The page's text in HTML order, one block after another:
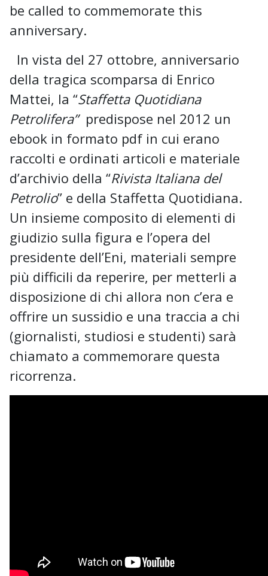
be called to commemorate this
anniversary.
In vista del 27 ottobre, anniversario
della tragica scomparsa di Enrico
Mattei, la “Staffetta Quotidiana
Petrolifera”predispose nel 2012 un
ebook in formato pdf in cui erano
raccolti e ordinati articoli e materiale
d’archivio della “Rivista Italiana del
Petrolio” e della Staffetta Quotidiana.
Un insieme composito di elementi di
giudizio sulla figura e l’opera del
presidente dell’Eni, materiali sempre
più difficili da reperire, per metterli a
disposizione di chi allora non c’era e
offrire un sussidio e una traccia a chi
(giornalisti, studiosi e studenti) sarà
chiamato a commemorare questa
ricorrenza.